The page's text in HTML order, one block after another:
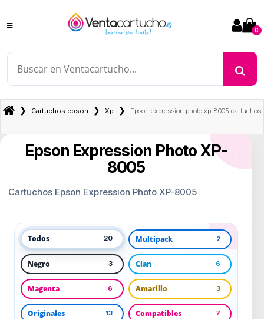
0
❯ Cartuchos epson ❯ Xp ❯ Epson expression photo xp-8005 cartuchos
Epson Expression Photo XP-
8005
Cartuchos Epson Expression Photo XP-8005
Todos 20 Multipack 2
Negro 3 Cian 6
Magenta 6 Amarillo 3
Originales 13 Compatibles 7